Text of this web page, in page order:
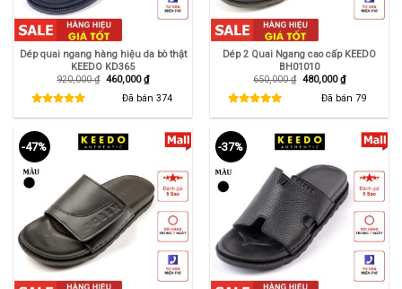
Dép quai ngang hàng hiệu da bò thật
KEEDO KD365
920,000₫ Giá
460,000₫Giá
hiện
tại
Đã bán 374
Dép 2 Quai Ngang cao cấp KEEDO
BH01010
650,000₫ Giá
480,000₫Giá
hiện
tại
Đã bán 79
-47% -37%